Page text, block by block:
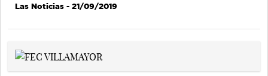
Las Noticias - 21/09/2019